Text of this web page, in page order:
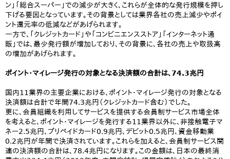
ン」「総合スーパー」での減少が大きく、これらが全体的な発行規模を押し
下げる要因となっています。その背景としては業界各社の売上減少やポイ
ント還元率の低減などがあげられます。
一方で、「クレジットカード」や「コンビニエンスストア」「インターネット通
販」では、最少発行額が増加しており、その背景に、各社の売上や取扱高
の増加があげられます。
ポイント・マイレージ発行の対象となる決済額の合計は、74.3兆円
国内11業界の主要企業における、ポイント・マイレージ発行の対象となる
決済額は合計で年間74.3兆円（クレジットカード含む）でした。
更に、会員組織を利用してサービスを提供する会員制サービス市場全体
を考えると、ポイント・マイレージを発行する11業界以外に、非接触電子マ
ネー2.5兆円、プリペイドカード0.9兆円、デビット0.5兆円、資金移動業
0.2兆円が年間で決済されています。これらを加えると、会員制サービス関
連の決済額の合計は、78.4兆円になります。この金額は、日本の最終消